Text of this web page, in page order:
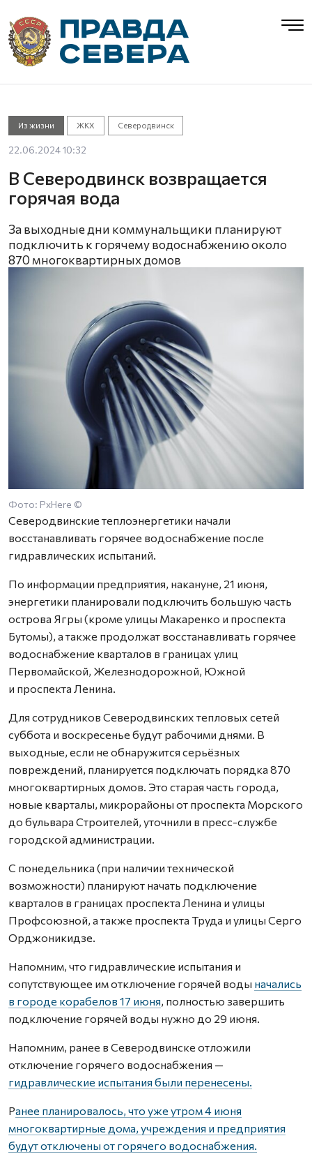
Из жизни ЖКХ Северодвинск
22.06.2024 10:32
В Северодвинск возвращается
горячая вода
За выходные дни коммунальщики планируют
подключить к горячему водоснабжению около
870 многоквартирных домов
Фото: PxHere ©
Северодвинские теплоэнергетики начали
восстанавливать горячее водоснабжение после
гидравлических испытаний.
По информации предприятия, накануне, 21 июня,
энергетики планировали подключить большую часть
острова Ягры (кроме улицы Макаренко и проспекта
Бутомы), а также продолжат восстанавливать горячее
водоснабжение кварталов в границах улиц
Первомайской, Железнодорожной, Южной
и проспекта Ленина.
Для сотрудников Северодвинских тепловых сетей
суббота и воскресенье будут рабочими днями. В
выходные, если не обнаружится серьёзных
повреждений, планируется подключать порядка 870
многоквартирных домов. Это старая часть города,
новые кварталы, микрорайоны от проспекта Морского
до бульвара Строителей, уточнили в пресс-службе
городской администрации.
С понедельника (при наличии технической
возможности) планируют начать подключение
кварталов в границах проспекта Ленина и улицы
Профсоюзной, а также проспекта Труда и улицы Серго
Орджоникидзе.
Напомним, что гидравлические испытания и
сопутствующее им отключение горячей воды начались
в городе корабелов 17 июня, полностью завершить
подключение горячей воды нужно до 29 июня.
Напомним, ранее в Северодвинске отложили
отключение горячего водоснабжения —
гидравлические испытания были перенесены.
Ранее планировалось, что уже утром 4 июня
многоквартирные дома, учреждения и предприятия
будут отключены от горячего водоснабжения.